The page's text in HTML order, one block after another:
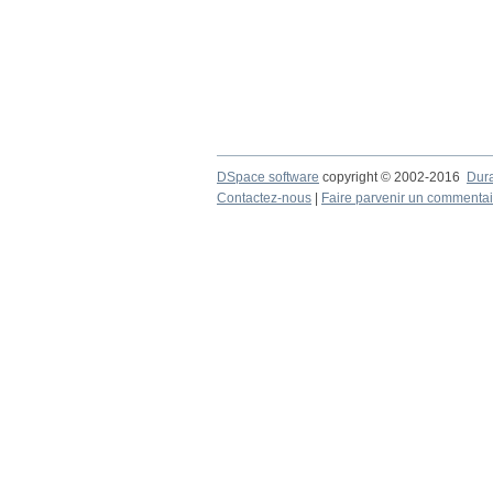
DSpace software copyright © 2002-2016
Contactez-nous
Faire parvenir un